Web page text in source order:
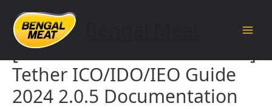
content
[documentnameandversion]
Tether ICO/IDO/IEO Guide
2024 2.0.5 Documentation